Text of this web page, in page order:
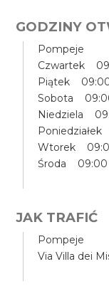
GODZINY
Pompeje
Czwartek
Piątek 09:00
Sobota
Niedziela
Wtorek
Środa 09:00
JAK TRAFIĆ
Pompeje
Via Villa dei